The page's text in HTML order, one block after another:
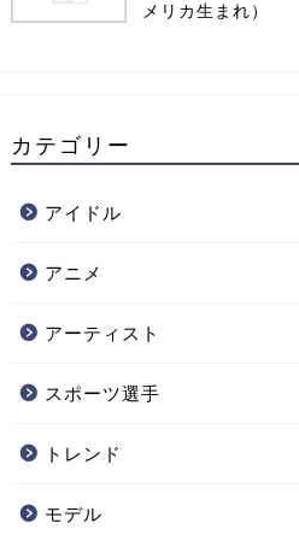
メリカ生まれ）
カテゴリー
アイドル
アニメ
アーティスト
スポーツ選手
トレンド
モデル